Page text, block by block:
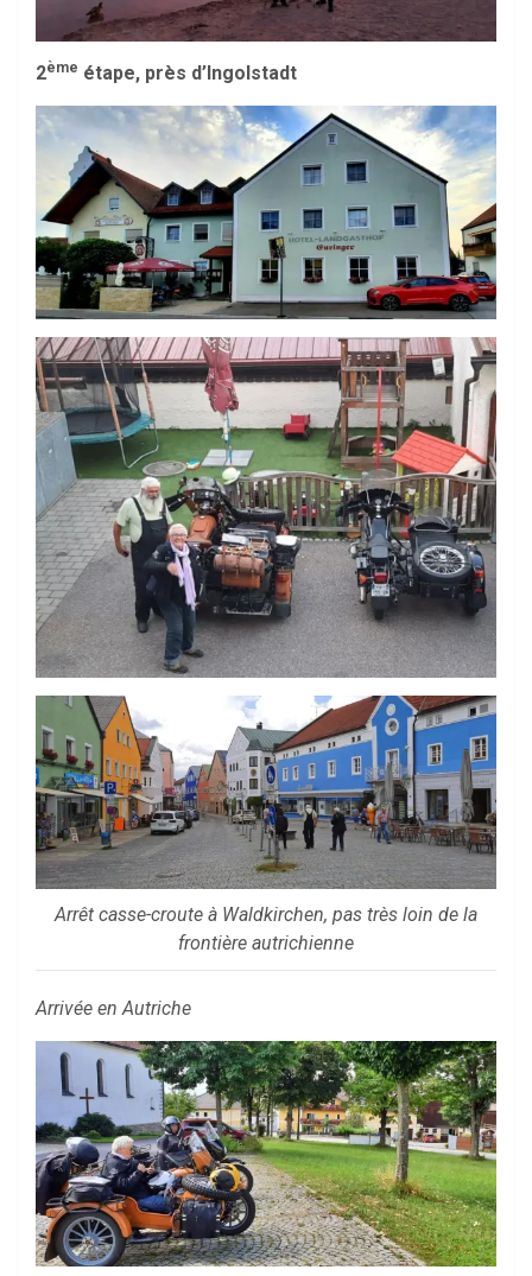
2ème étape, près d’Ingolstadt
Arrêt casse-croute à Waldkirchen, pas très loin de la
frontière autrichienne
Arrivée en Autriche